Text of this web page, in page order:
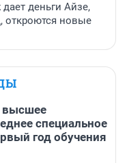
деньги Айзе,
откроются новые
высшее
специальное
год обучения